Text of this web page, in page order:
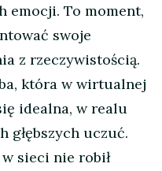
emocji. To moment,
swoje
z rzeczywistością.
która w wirtualnej
idealna, w realu
głębszych uczuć.
sieci nie robił